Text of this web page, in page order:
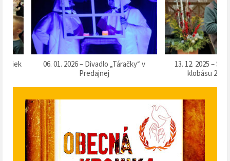
06. 01. 2026 – Divadlo „Táračky“ v
Predajnej
13. 12. 2025 – Súťaž o
klobásu 2025“ v